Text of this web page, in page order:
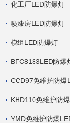
化工厂LED防爆灯
喷漆房LED防爆灯
模组LED防爆灯
BFC8183LED防爆
CCD97免维护防爆
KHD110免维护防
YMD免维护防爆